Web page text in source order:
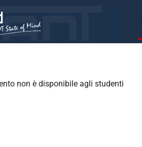
non è disponibile agli studenti